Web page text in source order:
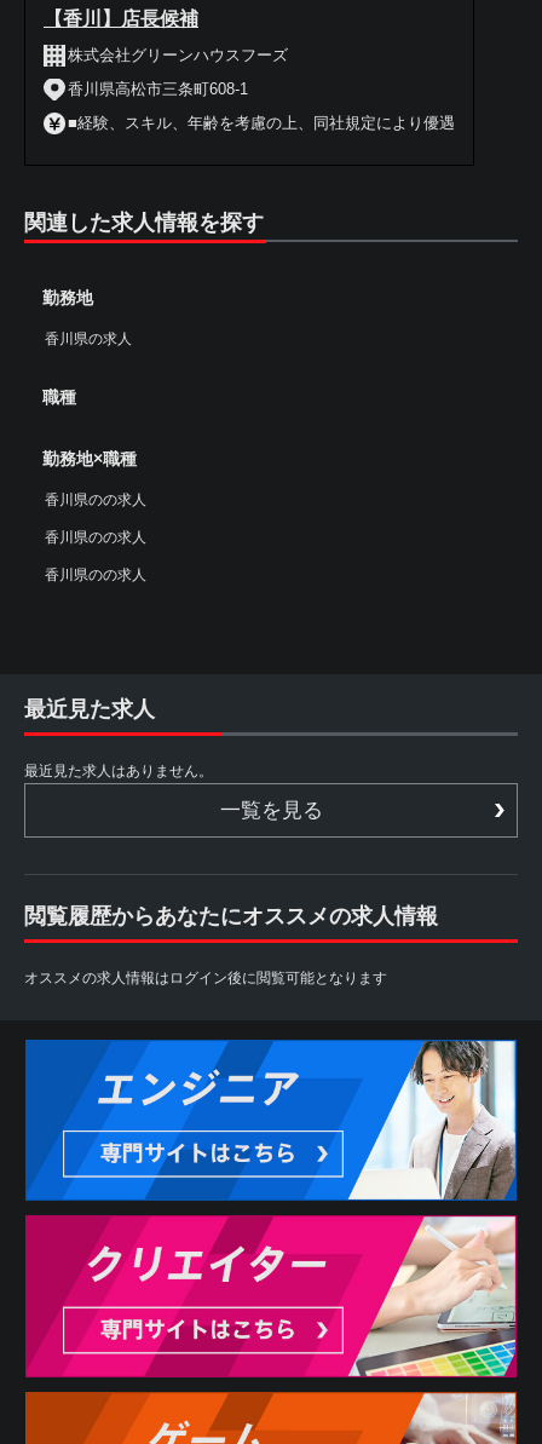
【香川】店長候補
株式会社グリーンハウスフーズ
香川県高松市三条町608-1
■経験、スキル、年齢を考慮の上、同社規定により優遇
関連した求人情報を探す
勤務地
香川県の求人
職種
勤務地×職種
香川県のの求人
香川県のの求人
香川県のの求人
最近見た求人
最近見た求人はありません。
一覧を見る
閲覧履歴からあなたにオススメの求人情報
オススメの求人情報はログイン後に閲覧可能となります